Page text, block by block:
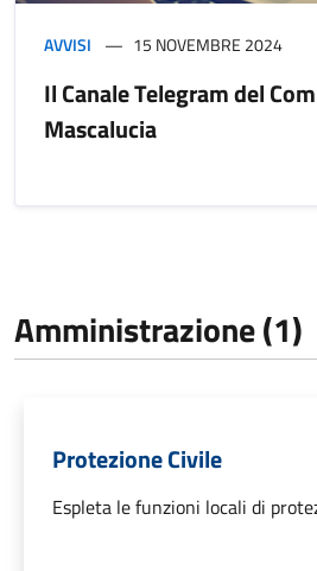
AVVISI 15 NOVEMBRE 2024
Il Canale Telegram del
Mascalucia
Amministrazione (1)
Protezione Civile
Espleta le funzioni locali di